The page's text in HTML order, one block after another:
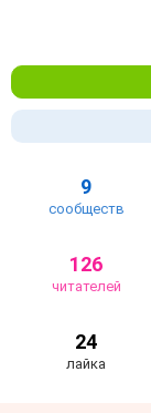
9
сообществ
126
читателей
24
лайка